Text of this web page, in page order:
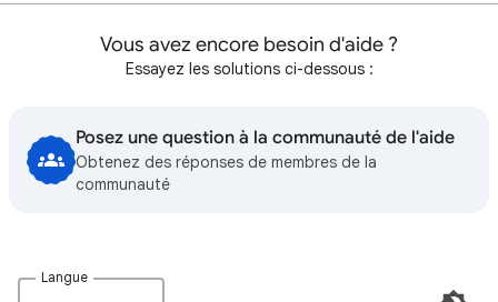
Vous avez encore besoin d'aide ?
Essayez les solutions ci-dessous :
Posez une question à la communauté de l'aide
Obtenez des réponses de membres de la
communauté
Langue